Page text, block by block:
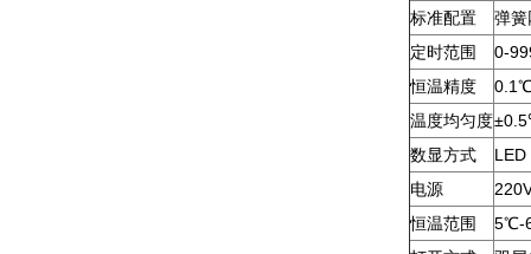
标准配置
弹簧
定时范围
0-
恒温精度
温度均匀度
数显方式
LED
电源
恒温范围
5℃-